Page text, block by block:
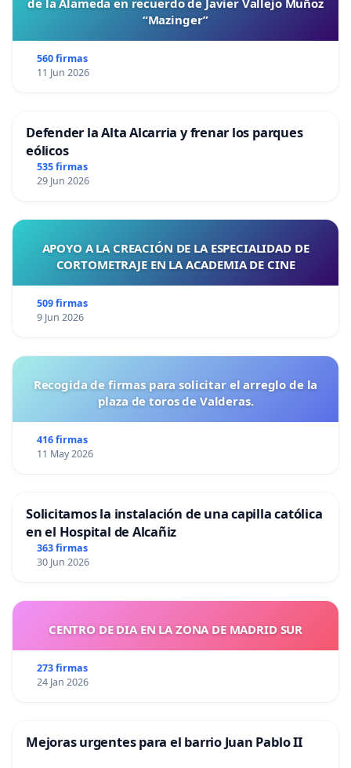
de la Alameda en recuerdo de Javier Vallejo Muñoz
“Mazinger”
560 firmas
11 Jun 2026
Defender la Alta Alcarria y frenar los parques
eólicos
535 firmas
29 Jun 2026
APOYO A LA CREACIÓN DE LA ESPECIALIDAD DE
CORTOMETRAJE EN LA ACADEMIA DE CINE
509 firmas
9 Jun 2026
Recogida de firmas para solicitar el arreglo de la
plaza de toros de Valderas.
416 firmas
11 May 2026
Solicitamos la instalación de una capilla católica
en el Hospital de Alcañiz
363 firmas
30 Jun 2026
CENTRO DE DIA EN LA ZONA DE MADRID SUR
273 firmas
24 Jan 2026
Mejoras urgentes para el barrio Juan Pablo II